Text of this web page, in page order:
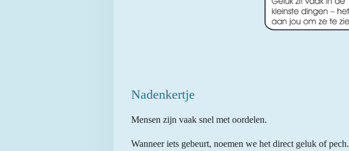
Nadenkertje
Mensen zijn vaak snel met oordelen.
Wanneer iets gebeurt, noemen we het direct geluk of pech.